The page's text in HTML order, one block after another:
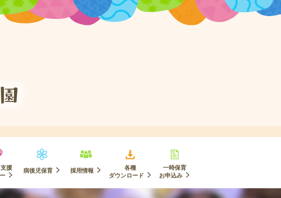
援
病後児保育 採用情報
各種
ダウンロード
一時保育
お申込み